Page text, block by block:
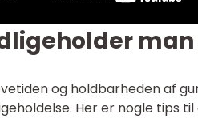
og holdbarheden af
Her er nogle tips